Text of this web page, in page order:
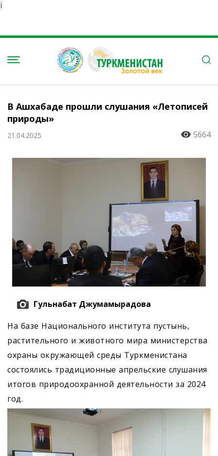
Ï
В Ашхабаде прошли слушания «Летописей
природы»
21.04.2025 5664
Гульнабат Джумамырадова
На базе Национального института пустынь,
растительного и животного мира министерства
охраны окружающей среды Туркменистана
состоялись традиционные апрельские слушания
итогов природоохранной деятельности за 2024
год.